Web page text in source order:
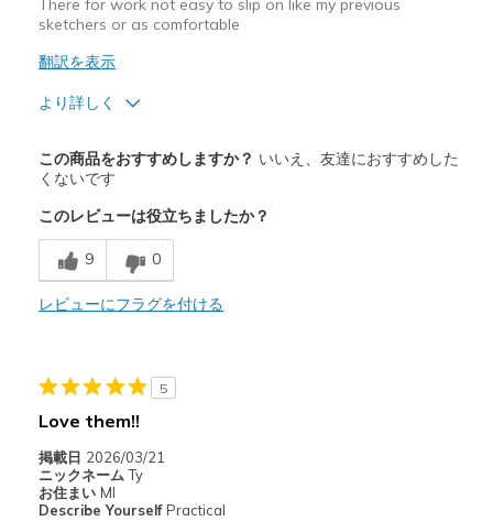
Travel
Sizing
There for work not easy to slip on like my previous
sketchers or as comfortable
翻訳を表示
より詳しく
Attractive Design
Breathe Well
Stylish
商品が期待と異なったレビュー
Width
Sizing
この商品をおすすめしますか？ いいえ、友達におすすめした
くないです
このレビューは役立ちましたか？
9 0
レビューにフラグを付ける
5
Love them!!
掲載日 2026/03/21
ニックネーム Ty
お住まい MI
Describe Yourself Practical